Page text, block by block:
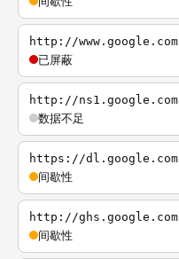
http://www.google.com
已屏蔽
http://ns1.google.com
数据不足
https://dl.google.com
间歇性
http://ghs.google.com
间歇性